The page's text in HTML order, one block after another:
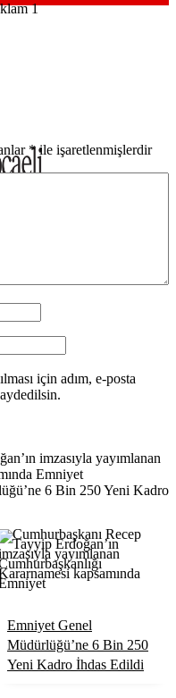
*ile işaretlenmişlerdir
için adım, e-posta
6 Bin 250 Yeni Kadro
Emniyet Genel
Müdürlüğü’ne 6 Bin 250
Yeni Kadro İhdas Edildi